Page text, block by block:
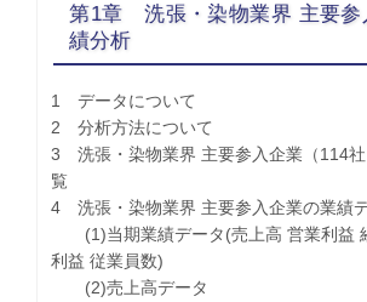
第1章 洗張・染物業界 主要参
績分析
1 データについて
2 分析方法について
3 洗張・染物業界 主要参入企業（114
覧
4 洗張・染物業界 主要参入企業の業績
(1)当期業績データ(売上高 営業利益
利益 従業員数)
(2)売上高データ